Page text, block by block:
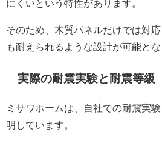
にくいという特性があります。
そのため、木質パネルだけでは対
も耐えられるような設計が可能とな
実際の耐震実験と耐震等級
ミサワホームは、自社での耐震実
明しています。